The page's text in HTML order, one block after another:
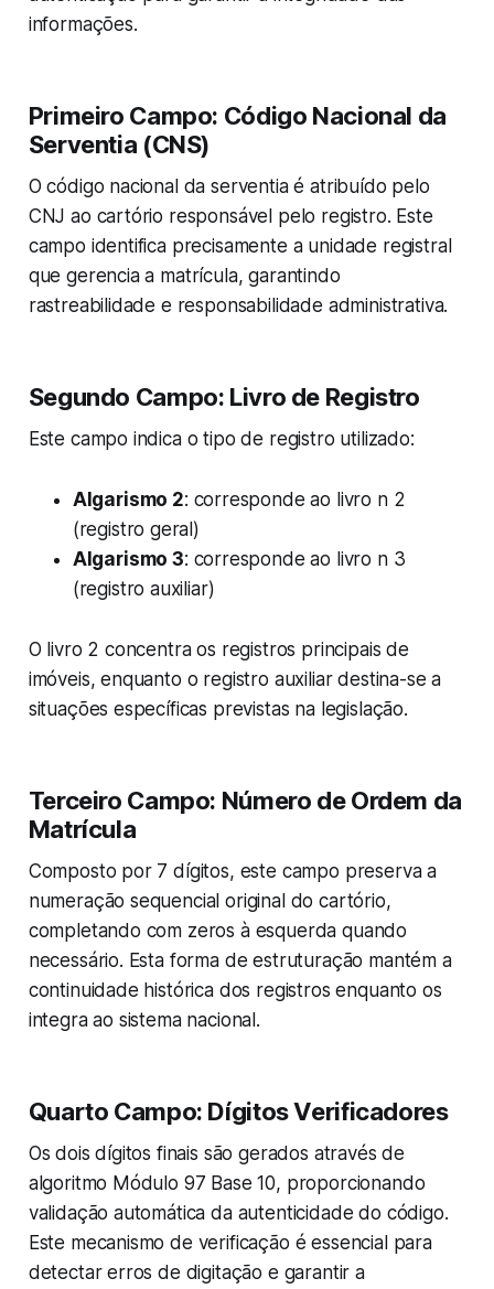
informações.
Primeiro Campo: Código Nacional da
Serventia (CNS)
O código nacional da serventia é atribuído pelo
CNJ ao cartório responsável pelo registro. Este
campo identifica precisamente a unidade registral
que gerencia a matrícula, garantindo
rastreabilidade e responsabilidade administrativa.
Segundo Campo: Livro de Registro
Este campo indica o tipo de registro utilizado:
Algarismo 2: corresponde ao livro n 2
(registro geral)
Algarismo 3: corresponde ao livro n 3
(registro auxiliar)
O livro 2 concentra os registros principais de
imóveis, enquanto o registro auxiliar destina-se a
situações específicas previstas na legislação.
Terceiro Campo: Número de Ordem da
Matrícula
Composto por 7 dígitos, este campo preserva a
numeração sequencial original do cartório,
completando com zeros à esquerda quando
necessário. Esta forma de estruturação mantém a
continuidade histórica dos registros enquanto os
integra ao sistema nacional.
Quarto Campo: Dígitos Verificadores
Os dois dígitos finais são gerados através de
algoritmo Módulo 97 Base 10, proporcionando
validação automática da autenticidade do código.
Este mecanismo de verificação é essencial para
detectar erros de digitação e garantir a